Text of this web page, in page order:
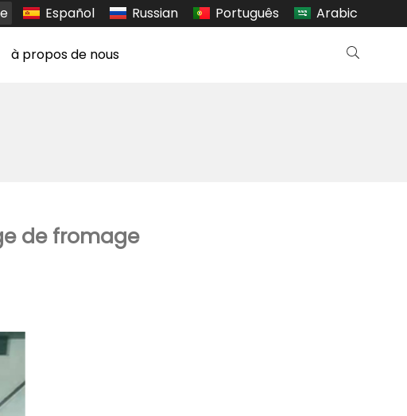
Español Russian Português Arabic
à propos de nous
de fromage